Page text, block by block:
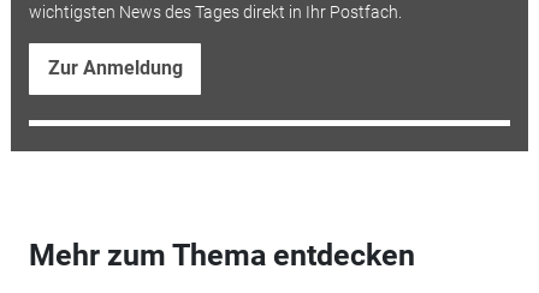
wichtigsten News des Tages direkt in Ihr Postfach.
Zur Anmeldung
Mehr zum Thema entdecken